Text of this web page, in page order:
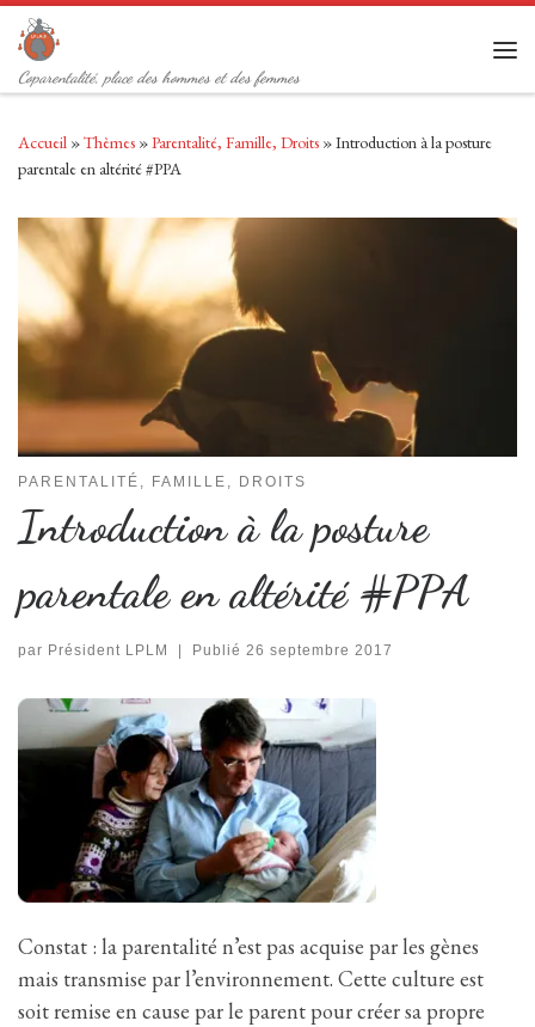
Passer au contenu
Coparentalité, place des hommes et des femmes
Accueil »Thèmes »Parentalité, Famille, Droits »Introduction à la posture
parentale en altérité #PPA
PARENTALITÉ, FAMILLE, DROITS
Introduction à la posture
parentale en altérité #PPA
par Président LPLM Publié 26 septembre 2017
Constat : la parentalité n’est pas acquise par les gènes
mais transmise par l’environnement. Cette culture est
soit remise en cause par le parent pour créer sa propre